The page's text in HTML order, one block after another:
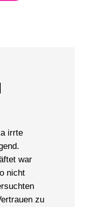
irrte
war
nicht
zu